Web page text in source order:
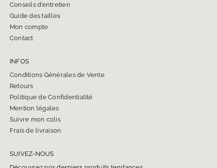
Conseils d’entretien
Guide des tailles
Mon compte
Contact
INFOS
Conditions Générales de Vente
Retours
Politique de Confidentialité
Mention légales
Suivre mon colis
Frais de livraison
SUIVEZ-NOUS